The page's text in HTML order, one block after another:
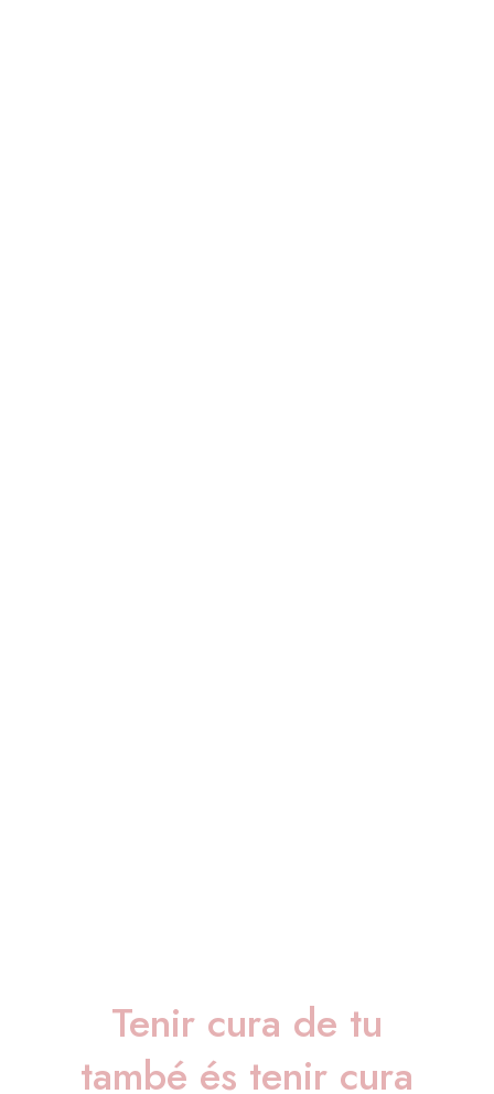
Tenir cura de tu
també és tenir cura